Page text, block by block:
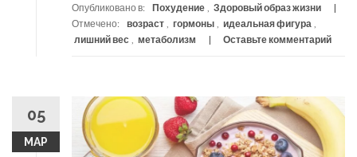
Опубликовано в: Похудение , Здоровый образ жизни
Отмечено:
возраст , гормоны , идеальная фигура ,
лишний вес , метаболизм Оставьте комментарий
05
МАР